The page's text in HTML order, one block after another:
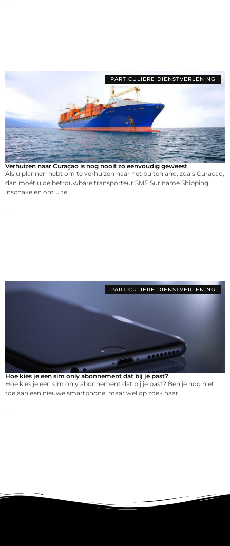
PARTICULIERE DIENSTVERLENING
Verhuizen naar Curaçao is nog nooit zo eenvoudig geweest
Als u plannen hebt om te verhuizen naar het buitenland, zoals Curaçao,
dan moét u de betrouwbare transporteur SME Suriname Shipping
inschakelen om u te
PARTICULIERE DIENSTVERLENING
Hoe kies je een sim only abonnement dat bij je past?
Hoe kies je een sim only abonnement dat bij je past? Ben je nog niet
toe aan een nieuwe smartphone, maar wel op zoek naar